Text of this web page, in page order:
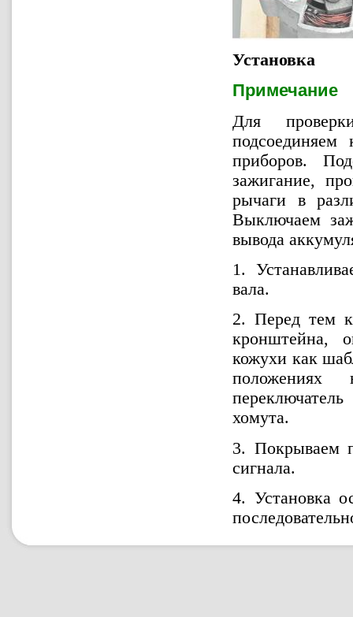
Установка
Примечание
Для
приборов.
зажигание,
рычаги в
Выключаем
вывода
1.
вала.
2. Перед тем
кронштейна,
кожухи как
положениях
хомута.
3. Покрываем
сигнала.
4. Установка